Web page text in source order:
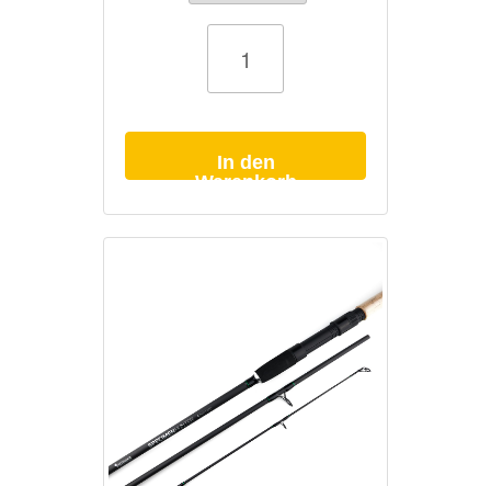
Menge
In den
Warenkorb